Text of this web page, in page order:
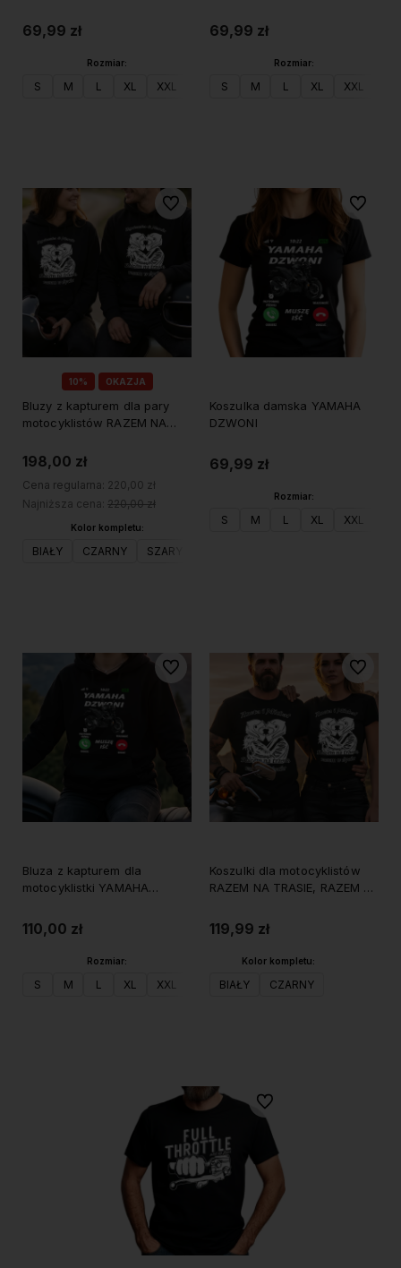
69,99 zł
Rozmiar:
S M L XL XXL
69,99 zł
Rozmiar:
S M L XL XXL
10% OKAZJA
Bluzy z kapturem dla pary
motocyklistów RAZEM NA
imionami
198,00 zł
Cena regularna: 220,00 zł
Najniższa cena: 220,00 zł
Kolor kompletu:
BIAŁY CZARNY SZARY
Do ulubionych
Koszulka damska YAMAHA
DZWONI
69,99 zł
Rozmiar:
S M L XL XXL
Do
Bluza z kapturem dla
motocyklistki YAMAHA
110,00 zł
Rozmiar:
S M L XL XXL
Do ulubionych
Koszulki dla motocyklistów
RAZEM NA TRASIE, RAZEM W
119,99 zł
Kolor kompletu:
BIAŁY CZARNY
Do
Do ulubionych